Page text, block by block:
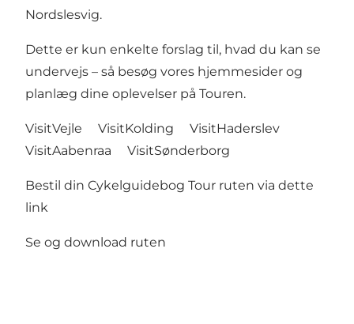
Nordslesvig.
Dette er kun enkelte forslag til, hvad du kan se
undervejs – så besøg vores hjemmesider og
planlæg dine oplevelser på Touren.
VisitVejle VisitKolding
VisitHaderslev
VisitAabenraa
VisitSønderborg
Bestil din Cykelguidebog Tour ruten via dette
link
Se og download ruten